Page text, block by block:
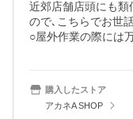
近郊店舗店頭にも
ので､こちらでお世
○屋外作業の際には
購入したストア
アカネA SHOP